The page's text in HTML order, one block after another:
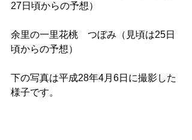
27日頃からの予想）
余里の一里花桃　つぼみ（見頃は25日
頃からの予想）
下の写真は平成28年4月6日に撮影した
様子です。